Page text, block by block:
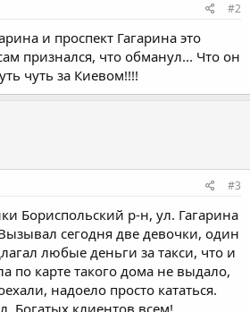
#2
и проспект Гагарина это
признался, что обманул... Что он
чуть за Киевом!!!!
#3
Бориспольский р-н, ул. Гагарина
сегодня две девочки, один
любые деньги за такси, что и
по карте такого дома не выдало,
надоело просто кататься.
Богатых клиентов всем!